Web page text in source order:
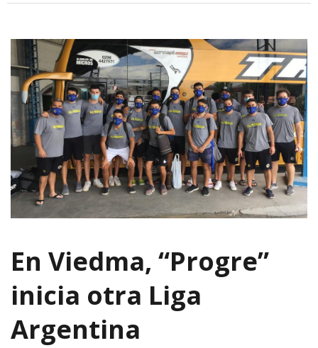
En Viedma, “Progre”
inicia otra Liga
Argentina